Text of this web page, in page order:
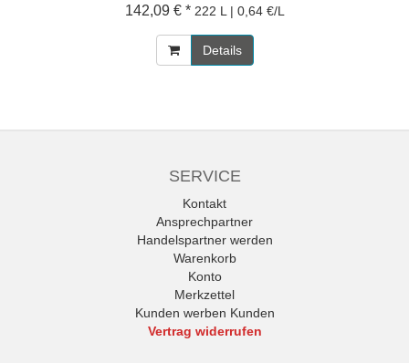
142,09 € * 222 L | 0,64 €/L
Details
SERVICE
Kontakt
Ansprechpartner
Handelspartner werden
Warenkorb
Konto
Merkzettel
Kunden werben Kunden
Vertrag widerrufen